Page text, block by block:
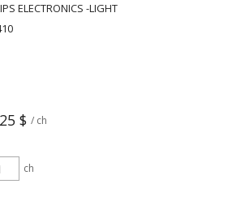
ELECTRONICS -LIGHT
$ / ch
ch